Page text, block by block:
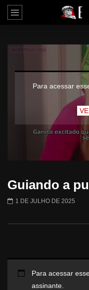
Para acessar
Guiando a
1 DE JULHO DE 2025
Para acessar
assinante.